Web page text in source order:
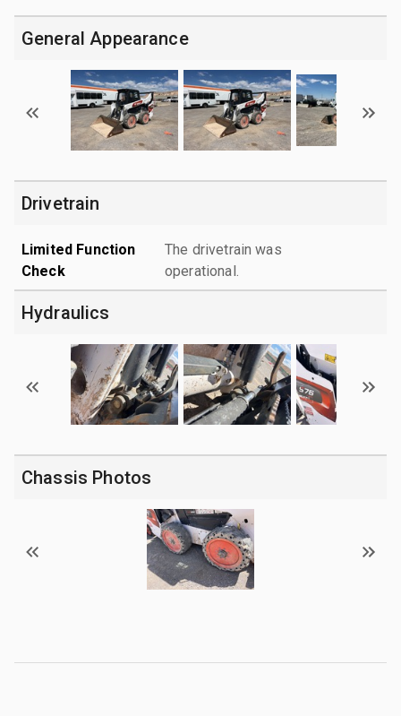
General Appearance
Drivetrain
Limited Function
Check
The drivetrain was
operational.
Hydraulics
Chassis Photos